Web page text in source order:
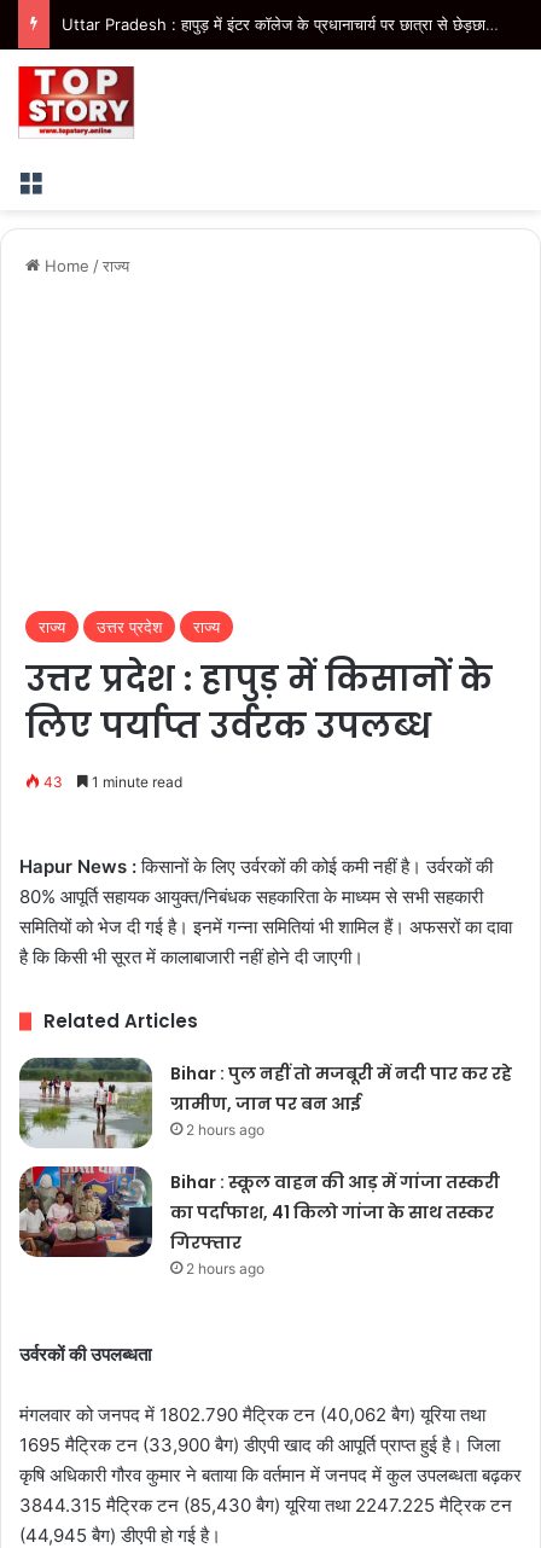
Uttar Pradesh : हापुड़ में इंटर कॉलेज के प्रधानाचार्य पर छात्रा से छेड़छाड़ का आरोप, पूर्व प्रधानाचार्य के खिलाफ भी रिपोर्ट दर्ज
Menu
Home /राज्य
राज्य उत्तर प्रदेश राज्य
उत्तर प्रदेश : हापुड़ में किसानों के
लिए पर्याप्त उर्वरक उपलब्ध
43 1 minute read
Hapur News :किसानों के लिए उर्वरकों की कोई कमी नहीं है। उर्वरकों की
80% आपूर्ति सहायक आयुक्त/निबंधक सहकारिता के माध्यम से सभी सहकारी
समितियों को भेज दी गई है। इनमें गन्ना समितियां भी शामिल हैं। अफसरों का दावा
है कि किसी भी सूरत में कालाबाजारी नहीं होने दी जाएगी।
Related Articles
Bihar : पुल नहीं तो मजबूरी में नदी पार कर रहे
ग्रामीण, जान पर बन आई
2 hours ago
Bihar : स्कूल वाहन की आड़ में गांजा तस्करी
का पर्दाफाश, 41 किलो गांजा के साथ तस्कर
गिरफ्तार
2 hours ago
उर्वरकों की उपलब्धता
मंगलवार को जनपद में 1802.790 मैट्रिक टन (40,062 बैग) यूरिया तथा
1695 मैट्रिक टन (33,900 बैग) डीएपी खाद की आपूर्ति प्राप्त हुई है। जिला
कृषि अधिकारी गौरव कुमार ने बताया कि वर्तमान में जनपद में कुल उपलब्धता बढ़कर
3844.315 मैट्रिक टन (85,430 बैग) यूरिया तथा 2247.225 मैट्रिक टन
(44,945 बैग) डीएपी हो गई है।